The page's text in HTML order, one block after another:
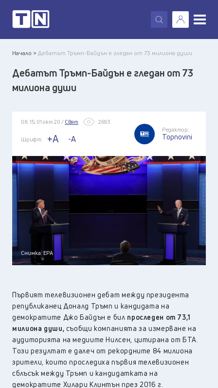
X
Начало >Дебатът Тръмп-Байдън е гледан от 73 милиона души
Дебатът Тръмп-Байдън е гледан от 73
милиона души
08:15, 01 окт 20 / Свят 2693
Шрифт: +A -A
Редактор:
Topnovini
Снимка: ЕPА
Първият телевизионен дебат между президента
републиканец Доналд Тръмп и кандидата на
демократите Джо Байдън е бил проследен от 73,1
милиона души, съобщи компанията за измерване на
аудиторията на медиите Нилсен, цитирана от БТА.
Този резултат е далеч от рекордните 84 милиона
зрители, които проследиха първия телевизионен
сблъсък между Тръмп и кандидатката на
демократите Хилари Клинтън през 2016 г.